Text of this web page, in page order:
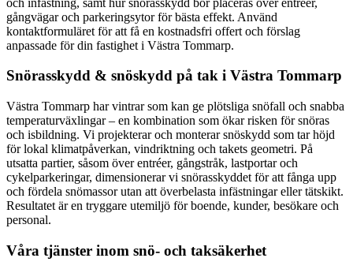
gångvägar och parkeringsytor för bästa effekt. Använd
kontaktformuläret för att få en kostnadsfri offert och förslag
anpassade för din fastighet i Västra Tommarp.
Snörasskydd & snöskydd på tak i Västra Tommarp
Västra Tommarp har vintrar som kan ge plötsliga snöfall och snabba
temperaturväxlingar – en kombination som ökar risken för snöras
och isbildning. Vi projekterar och monterar snöskydd som tar höjd
för lokal klimatpåverkan, vindriktning och takets geometri. På
utsatta partier, såsom över entréer, gångstråk, lastportar och
cykelparkeringar, dimensionerar vi snörasskyddet för att fånga upp
och fördela snömassor utan att överbelasta infästningar eller tätskikt.
Resultatet är en tryggare utemiljö för boende, kunder, besökare och
personal.
Våra tjänster inom snö- och taksäkerhet